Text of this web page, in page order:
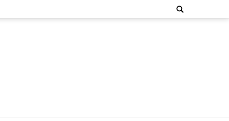
Search
for: